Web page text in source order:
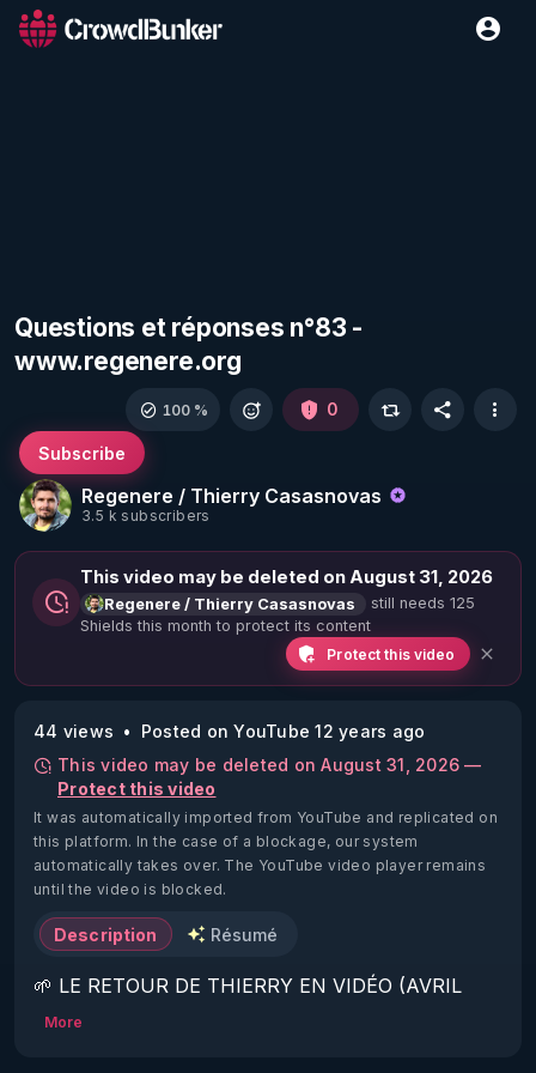
Questions et réponses n°83 -
www.regenere.org
Regenere / Thierry Casasnovas
3.5 k subscribers
Subscribe
100 % 0
This video may be deleted on August 31, 2026
Regenere / Thierry Casasnovas
still needs 125
Shields this month to protect its content
Protect this video
44 views
Posted on YouTube 12 years ago
This video may be deleted on August 31, 2026 —
Protect this video
It was automatically imported from YouTube and replicated on
this platform. In the case of a blockage, our system
automatically takes over. The YouTube video player remains
until the video is blocked.
Description Résumé
🌱 LE RETOUR DE THIERRY EN VIDÉO (AVRIL
2022)!
More